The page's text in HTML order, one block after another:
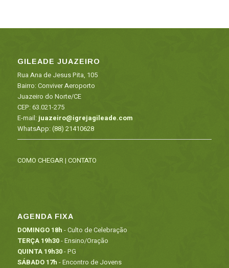
GILEADE JUAZEIRO
Rua Ana de Jesus Pita, 105
Bairro: Conviver Aeroporto
Juazeiro do Norte/CE
CEP: 63.021-275
E-mail: juazeiro@igrejagileade.com
WhatsApp:(88) 21410628
COMO CHEGAR| CONTATO
AGENDA FIXA
DOMINGO 18h - Culto de Celebração
TERÇA 19h30- Ensino/Oração
QUINTA 19h30- PG
SÁBADO 17h - Encontro de Jovens